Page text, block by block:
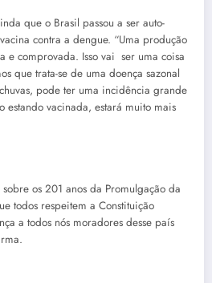
que o Brasil passou a ser auto-
contra a dengue. “Uma produção
e comprovada. Isso vai ser uma coisa
que trata-se de uma doença sazonal
pode ter uma incidência grande
estando vacinada, estará muito mais
os 201 anos da Promulgação da
todos respeitem a Constituição
a todos nós moradores desse país